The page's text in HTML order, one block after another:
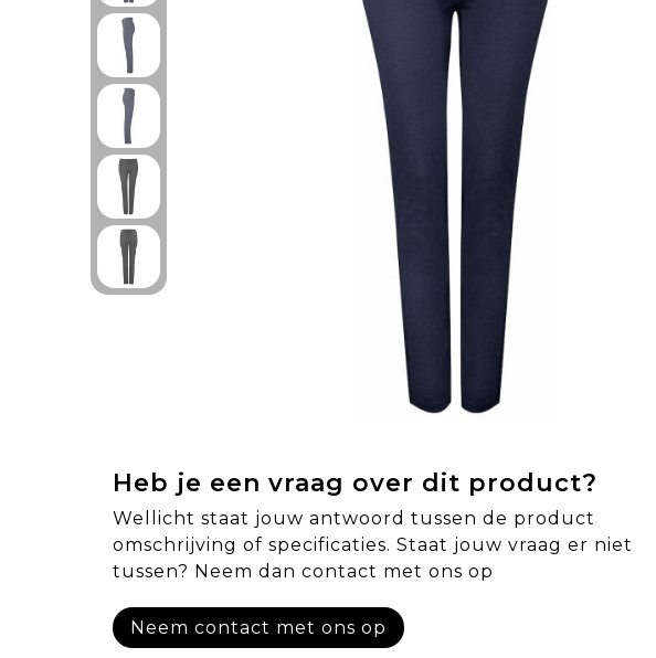
Heb je een vraag over dit product?
Wellicht staat jouw antwoord tussen de product
omschrijving of specificaties. Staat jouw vraag er niet
tussen? Neem dan contact met ons op
Neem contact met ons op